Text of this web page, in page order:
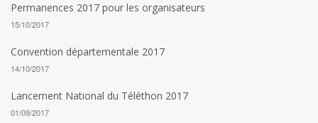
Permanences 2017 pour les organisateurs
15/10/2017
Convention départementale 2017
14/10/2017
Lancement National du Téléthon 2017
01/09/2017